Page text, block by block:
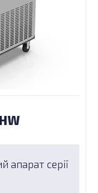
апарат серії